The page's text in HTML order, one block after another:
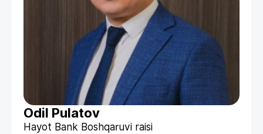
Odil Pulatov
Hayot Bank Boshqaruvi raisi